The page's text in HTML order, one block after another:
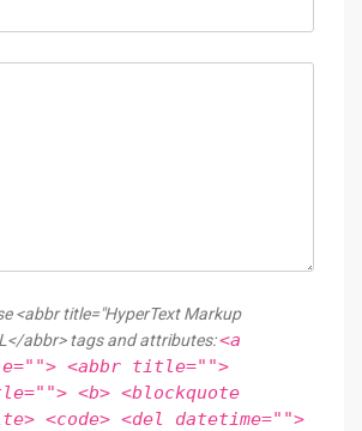
<abbr title="HyperText Markup
abbr> tags and attributes:<a
<abbr title="">
<b> <blockquote
<code> <del datetime="">